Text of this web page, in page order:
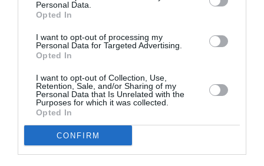
Personal Data.
Opted In
I want to opt-out of processing my
Personal Data for Targeted Advertising.
Opted In
I want to opt-out of Collection, Use,
Retention, Sale, and/or Sharing of my
Personal Data that Is Unrelated with the
Purposes for which it was collected.
Opted In
CONFIRM
Ημερομηνία:
Από: 09/07/2026 Εως:
10/07/2026
Πέμπτη & Παρασκευή, 21:00
Τοποθεσία:
Δημοτικό Κηποθέατρο Παπάγου, Κορυτσάς (6η στάση
Παπάγου), Παπάγου
Κηποθέατρο Παπάγου